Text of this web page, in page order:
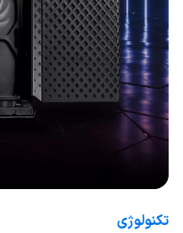
تکنولوژی